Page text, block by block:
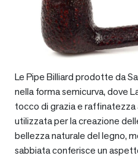
Le Pipe Billiard prodotte da
nella forma semicurva, dove
tocco di grazia e raffinatezza
utilizzata per la creazione
bellezza naturale del legno,
sabbiata conferisce un